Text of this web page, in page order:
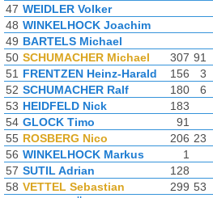
47 WEIDLER Volker
48 WINKELHOCK Joachim
49 BARTELS Michael
50 SCHUMACHER Michael 307 91
51 FRENTZEN Heinz-Harald 156 3
52 SCHUMACHER Ralf 180 6
53 HEIDFELD Nick 183
54 GLOCK Timo 91
55 ROSBERG Nico 206 23
56 WINKELHOCK Markus 1
57 SUTIL Adrian 128
58 VETTEL Sebastian 299 53